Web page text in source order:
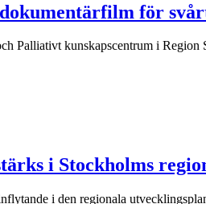
för
Palliativt kunskapscentrum i
i Stockholms
i den regionala